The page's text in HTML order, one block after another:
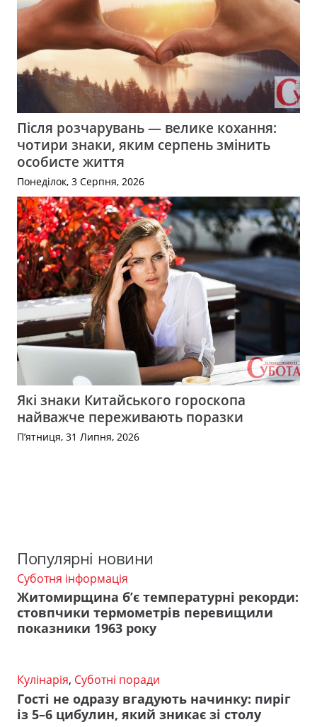
Після розчарувань — велике кохання:
чотири знаки, яким серпень змінить
особисте життя
Понеділок, 3 Серпня, 2026
Які знаки Китайського гороскопа
найважче переживають поразки
П’ятниця, 31 Липня, 2026
Популярні новини
Суботня інформація
Житомирщина б’є температурні рекорди:
стовпчики термометрів перевищили
показники 1963 року
Кулінарія, Суботні поради
Гості не одразу вгадують начинку: пиріг
із 5–6 цибулин, який зникає зі столу